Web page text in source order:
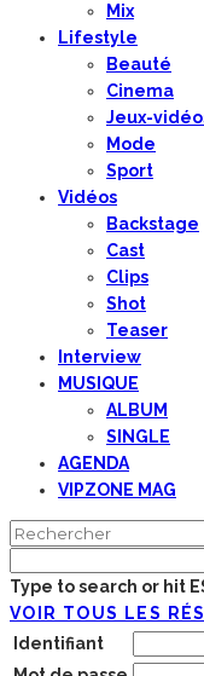
Mix
Lifestyle
Beauté
Cinema
Jeux-
Mode
Sport
Vidéos
Backstage
Cast
Clips
Shot
Teaser
Interview
MUSIQUE
ALBUM
SINGLE
AGENDA
VIPZONE MAG
Type to search or hit
VOIR TOUS LES
Identifiant